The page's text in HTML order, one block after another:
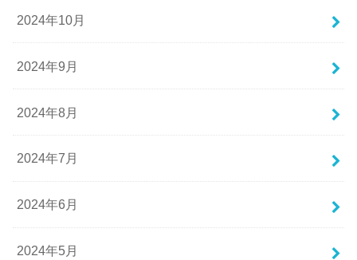
2024年10月
2024年9月
2024年8月
2024年7月
2024年6月
2024年5月